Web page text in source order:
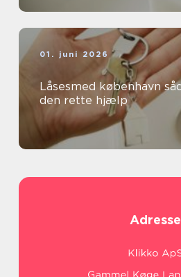
01. juni 2026
Låsesmed københavn sådan vælger du
den rette hjælp
Adresse